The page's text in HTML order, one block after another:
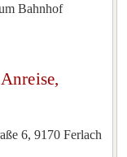
Bahnhof
6, 9170 Ferlach